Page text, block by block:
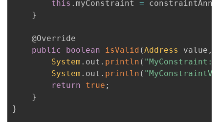
this . myConstraint =
}
@Override
public
boolean isValid (Address value ,
System . out . println ( "MyConstraint:"
System . out . println (
return
true ;
}
}